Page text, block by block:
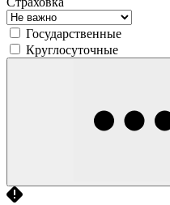
Государственные
Круглосуточные